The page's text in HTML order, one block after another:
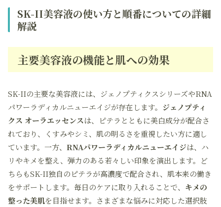
SK-II美容液の使い方と順番についての詳細
解説
主要美容液の機能と肌への効果
SK-IIの主要な美容液には、ジェノプティクスシリーズやRNA
パワーラディカルニューエイジが存在します。 ジェノプティ
クス オーラエッセンスは、ピテラとともに美白成分が配合さ
れており、くすみやシミ、肌の明るさを重視したい方に適し
ています。一方、 RNAパワーラディカルニューエイジは、ハ
リやキメを整え、弾力のある若々しい印象を演出します。ど
ちらもSK-II独自のピテラが高濃度で配合され、肌本来の働き
をサポートします。毎日のケアに取り入れることで、 キメの
整った美肌を目指せます。さまざまな悩みに対応した選択肢